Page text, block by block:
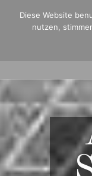
Diese Website
nutzen,